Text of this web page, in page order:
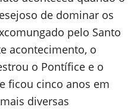
de dominar os
pelo Santo
acontecimento, o
o Pontífice e o
ficou cinco anos em
diversas